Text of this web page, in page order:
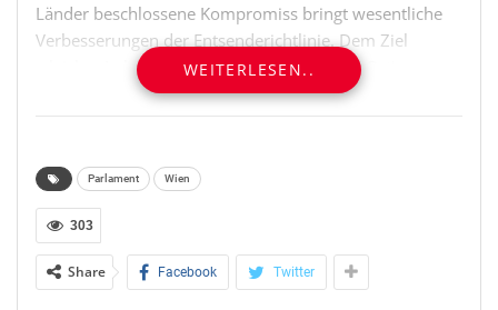
Länder beschlossene Kompromiss bringt wesentliche
Verbesserungen der Entsenderichtlinie. Dem Ziel
‚gleicher Lohn für gleiche Arbeit am selben Ort‘
kommen wir damit wieder einen Schritt näher“, sagt
ÖGB-Präsident Erich Foglar anlässlich der Zustimmung
muss noch das Europäische Parlament zustimmen.
Verbesserungen für entsandte Beschäftigte bedeuten.
Es wird endlich klargestellt, dass sie nicht nur Anspruch
auf den Mindestlohn, sondern auch auf Zuschläge und
WEITERLESEN..
Parlament Wien
303
Share Facebook Twitter